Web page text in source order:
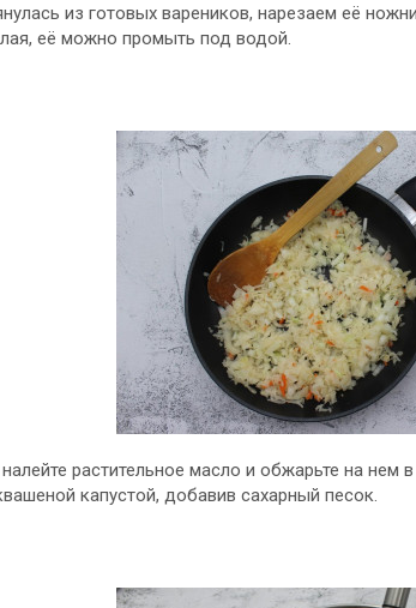
из готовых вареников, нарезаем её
её можно промыть под водой.
растительное масло и обжарьте на нем
капустой, добавив сахарный песок.